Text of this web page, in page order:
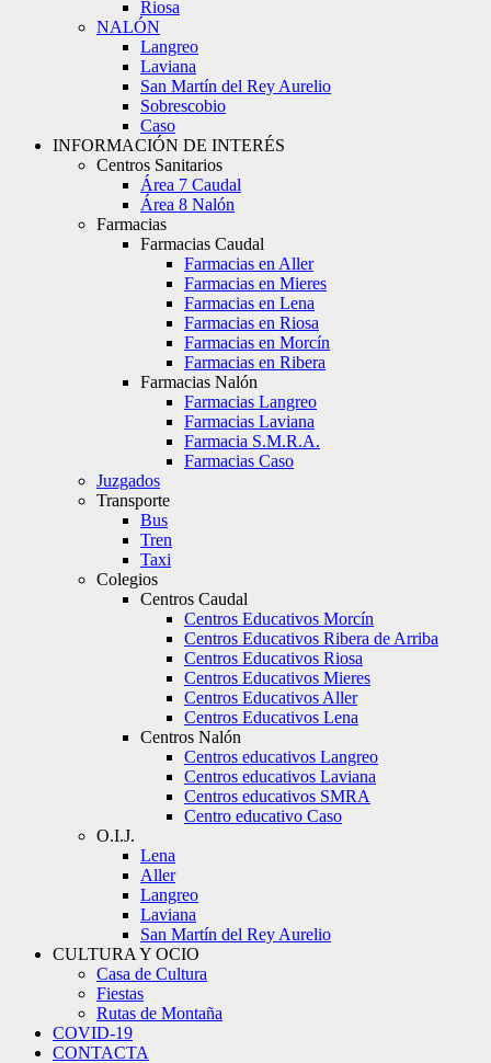
Riosa
NALÓN
Langreo
Laviana
San Martín del Rey Aurelio
Sobrescobio
Caso
INFORMACIÓN DE INTERÉS
Centros Sanitarios
Área 7 Caudal
Área 8 Nalón
Farmacias
Farmacias Caudal
Farmacias en Aller
Farmacias en Mieres
Farmacias en Lena
Farmacias en Riosa
Farmacias en Morcín
Farmacias en Ribera
Farmacias Nalón
Farmacias Langreo
Farmacias Laviana
Farmacia S.M.R.A.
Farmacias Caso
Juzgados
Transporte
Bus
Tren
Taxi
Colegios
Centros Caudal
Centros Educativos Morcín
Centros Educativos Ribera de Arriba
Centros Educativos Riosa
Centros Educativos Mieres
Centros Educativos Aller
Centros Educativos Lena
Centros Nalón
Centros educativos Langreo
Centros educativos Laviana
Centros educativos SMRA
Centro educativo Caso
O.I.J.
Lena
Aller
Langreo
Laviana
San Martín del Rey Aurelio
CULTURA Y OCIO
Casa de Cultura
Fiestas
Rutas de Montaña
COVID-19
CONTACTA